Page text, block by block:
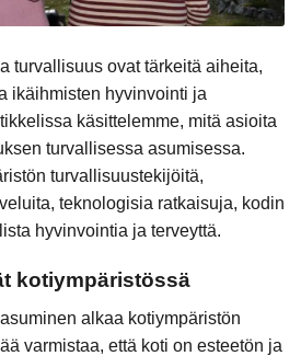
turvallisuus ovat tärkeitä aiheita,
ikäihmisten hyvinvointi ja
käsittelemme, mitä asioita
turvallisessa asumisessa.
turvallisuustekijöitä,
teknologisia ratkaisuja, kodin
hyvinvointia ja terveyttä.
kotiympäristössä
alkaa kotiympäristön
varmistaa, että koti on esteetön ja